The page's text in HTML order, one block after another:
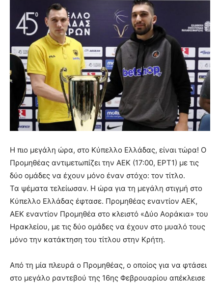
Η πιο μεγάλη ώρα, στο Κύπελλο Ελλάδας, είναι τώρα! Ο
Προμηθέας αντιμετωπίζει την ΑΕΚ (17:00, ΕΡΤ1) με τις
δύο ομάδες να έχουν μόνο έναν στόχο: τον τίτλο.
Τα ψέματα τελείωσαν. Η ώρα για τη μεγάλη στιγμή στο
Κύπελλο Ελλάδας έφτασε. Προμηθέας εναντίον ΑΕΚ,
ΑΕΚ εναντίον Προμηθέα στο κλειστό «Δύο Αοράκια» του
Ηρακλείου, με τις δύο ομάδες να έχουν στο μυαλό τους
μόνο την κατάκτηση του τίτλου στην Κρήτη.
Από τη μία πλευρά ο Προμηθέας, ο οποίος για να φτάσει
στο μεγάλο ραντεβού της 16ης Φεβρουαρίου απέκλεισε